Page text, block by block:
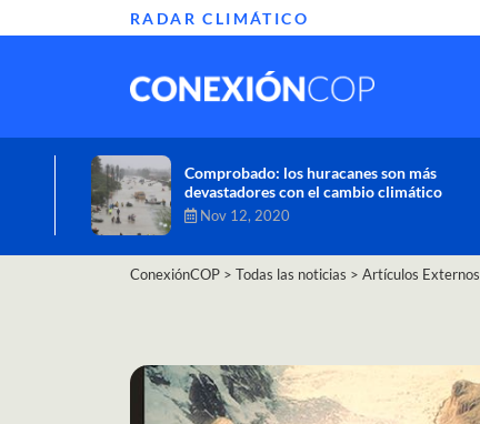
RADAR CLIMÁTICO
Informe de la ONU alerta sobre graves
efectos del cambio climático en África
Oct 26, 2020
ConexiónCOP > Todas las noticias > Artículos Externos